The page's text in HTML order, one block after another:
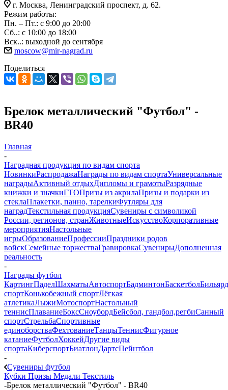
г. Москва, Ленинградский проспект, д. 62.
Режим работы:
Пн. – Пт.: с 9:00 до 20:00
Сб..: с 10:00 до 18:00
Вск..: выходной до сентября
moscow@mir-nagrad.ru
Поделиться
Брелок металлический "Футбол" -
BR40
Главная
-
Наградная продукция по видам спорта
НовинкиРаспродажаНаграды по видам спортаУниверсальные
наградыАктивный отдыхДипломы и грамотыРазрядные
книжки и значкиГТОПризы из акрилаПризы и подарки из
стеклаПлакетки, панно, тарелкиФутляры для
наградТекстильная продукцияСувениры с символикой
России, регионов, странЖивотныеИскусствоКорпоративные
мероприятияНастольные
игрыОбразованиеПрофессииПраздники родов
войскСемейные торжестваГравировкаСувенирыДополненная
реальность
-
Награды футбол
КартингПаделШахматыАвтоспортБадминтонБаскетболБильярд
спортКонькобежный спортЛёгкая
атлетикаЛыжиМотоспортНастольный
теннисПлаваниеБоксСноубордБейсбол, гандбол,регбиСанный
спортСтрельбаСпортивные
единоборстваФехтованиеТанцыТеннисФигурное
катаниеФутболХоккейДругие виды
спортаКиберспортБиатлонДартсПейнтбол
-
Сувениры футбол
Кубки Призы Медали Текстиль
-Брелок металлический "Футбол" - BR40